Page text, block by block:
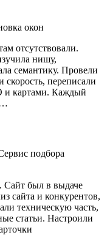
окон
отсутствовали.
нишу,
семантику. Провели
переписали
и картами. Каждый
подбора
Сайт был в выдаче
сайта и конкурентов,
техническую часть,
статьи. Настроили